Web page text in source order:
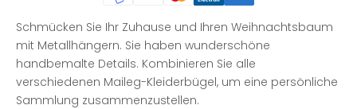
Schmücken Sie Ihr Zuhause und Ihren Weihnachtsbaum
mit Metallhängern. Sie haben wunderschöne
handbemalte Details. Kombinieren Sie alle
verschiedenen Maileg-Kleiderbügel, um eine persönliche
Sammlung zusammenzustellen.